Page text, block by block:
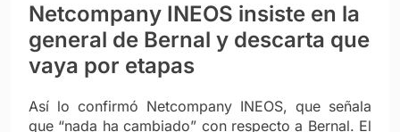
Netcompany INEOS insiste en la
general de Bernal y descarta que
vaya por etapas
Así lo confirmó Netcompany INEOS, que señala
que “nada ha cambiado” con respecto a Bernal. El